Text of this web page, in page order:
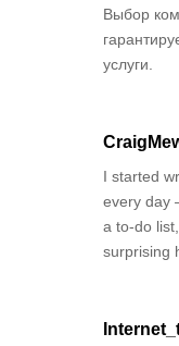
Выбор
услуги.
I started
every day
a to-do
surprising